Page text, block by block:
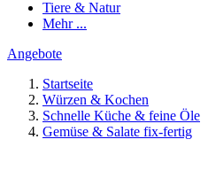
Tiere & Natur
Mehr ...
Angebote
Startseite
Würzen & Kochen
Schnelle Küche & feine Öle
Gemüse & Salate fix-fertig